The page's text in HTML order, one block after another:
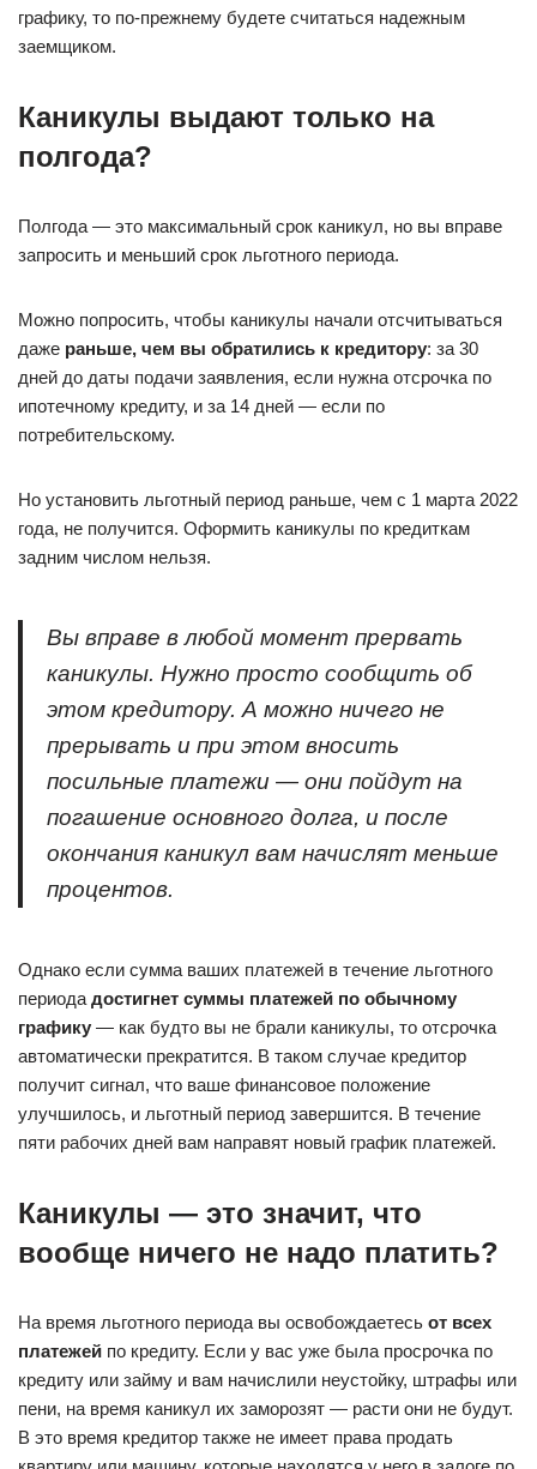
графику, то по-прежнему будете считаться надежным
заемщиком.
Каникулы выдают только на
полгода?
Полгода — это максимальный срок каникул, но вы вправе
запросить и меньший срок льготного периода.
Можно попросить, чтобы каникулы начали отсчитываться
даже раньше, чем вы обратились к кредитору: за 30
дней до даты подачи заявления, если нужна отсрочка по
ипотечному кредиту, и за 14 дней — если по
потребительскому.
Но установить льготный период раньше, чем с 1 марта 2022
года, не получится. Оформить каникулы по кредиткам
задним числом нельзя.
Вы вправе в любой момент прервать
каникулы. Нужно просто сообщить об
этом кредитору. А можно ничего не
прерывать и при этом вносить
посильные платежи — они пойдут на
погашение основного долга, и после
окончания каникул вам начислят меньше
процентов.
Однако если сумма ваших платежей в течение льготного
периода достигнет суммы платежей по обычному
графику — как будто вы не брали каникулы, то отсрочка
автоматически прекратится. В таком случае кредитор
получит сигнал, что ваше финансовое положение
улучшилось, и льготный период завершится. В течение
пяти рабочих дней вам направят новый график платежей.
Каникулы — это значит, что
вообще ничего не надо платить?
На время льготного периода вы освобождаетесь от всех
платежей по кредиту. Если у вас уже была просрочка по
кредиту или займу и вам начислили неустойку, штрафы или
пени, на время каникул их заморозят — расти они не будут.
В это время кредитор также не имеет права продать